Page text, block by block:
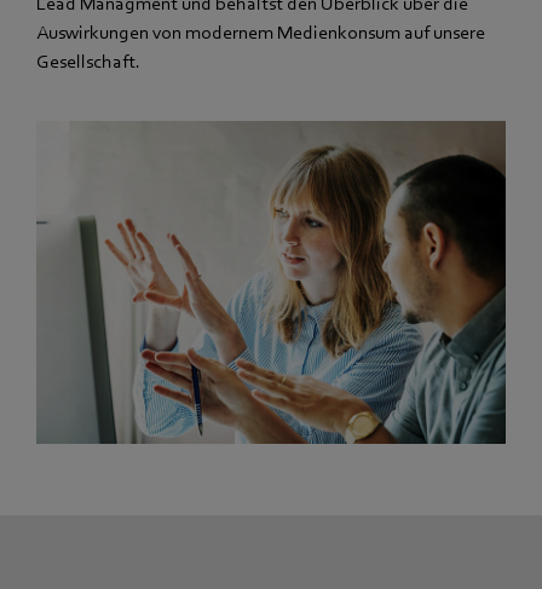
Auswirkungen von modernem Medienkonsum auf unsere
Gesellschaft.